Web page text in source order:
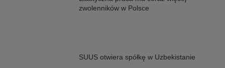
zwolenników w Polsce
SUUS otwiera spółkę w Uzbekistanie